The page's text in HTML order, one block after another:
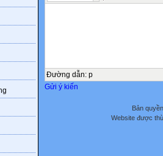
Đường dẫn: p
Gửi ý kiến
Bản
Website được